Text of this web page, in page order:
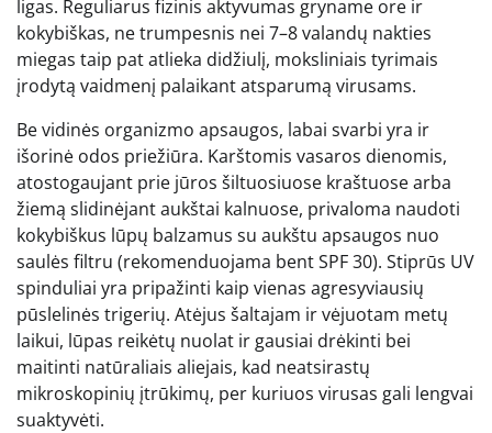
ligas. Reguliarus fizinis aktyvumas gryname ore ir
kokybiškas, ne trumpesnis nei 7–8 valandų nakties
miegas taip pat atlieka didžiulį, moksliniais tyrimais
įrodytą vaidmenį palaikant atsparumą virusams.
Be vidinės organizmo apsaugos, labai svarbi yra ir
išorinė odos priežiūra. Karštomis vasaros dienomis,
atostogaujant prie jūros šiltuosiuose kraštuose arba
žiemą slidinėjant aukštai kalnuose, privaloma naudoti
kokybiškus lūpų balzamus su aukštu apsaugos nuo
saulės filtru (rekomenduojama bent SPF 30). Stiprūs UV
spinduliai yra pripažinti kaip vienas agresyviausių
pūslelinės trigerių. Atėjus šaltajam ir vėjuotam metų
laikui, lūpas reikėtų nuolat ir gausiai drėkinti bei
maitinti natūraliais aliejais, kad neatsirastų
mikroskopinių įtrūkimų, per kuriuos virusas gali lengvai
suaktyvėti.